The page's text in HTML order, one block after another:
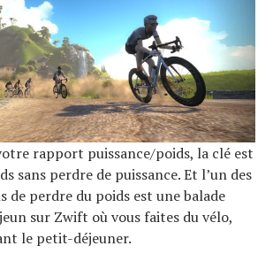
rapport puissance/poids, la clé est
sans perdre de puissance. Et l’un des
de perdre du poids est une balade
sur Zwift où vous faites du vélo,
le petit-déjeuner.